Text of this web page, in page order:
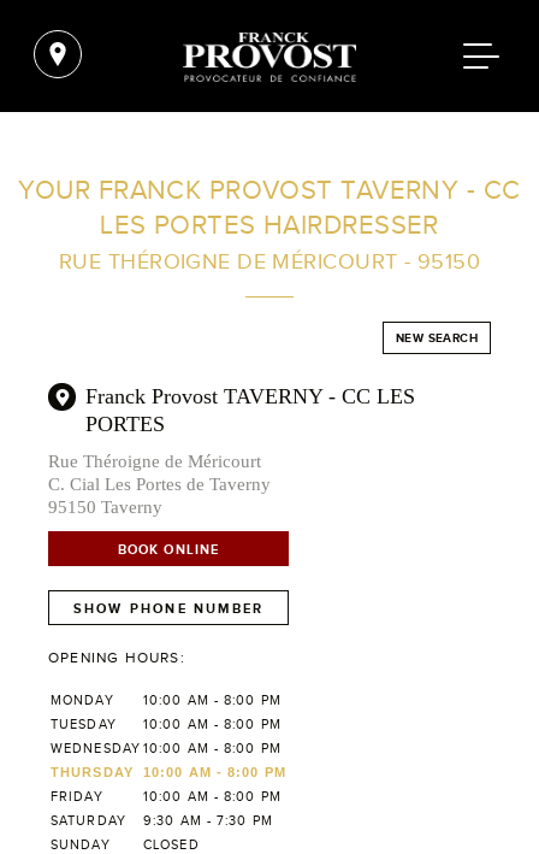
FILTER
YOUR FRANCK PROVOST TAVERNY - CC
LES PORTES HAIRDRESSER
RUE THÉROIGNE DE MÉRICOURT - 95150
NEW SEARCH
Franck Provost TAVERNY - CC LES
PORTES
Rue Théroigne de Méricourt
C. Cial Les Portes de Taverny
95150 Taverny
BOOK ONLINE
SHOW PHONE NUMBER
OPENING HOURS:
MONDAY
10:00 AM - 8:00 PM
TUESDAY
10:00 AM - 8:00 PM
WEDNESDAY 10:00 AM - 8:00 PM
THURSDAY
10:00 AM - 8:00 PM
FRIDAY
10:00 AM - 8:00 PM
SATURDAY
9:30 AM - 7:30 PM
SUNDAY
CLOSED